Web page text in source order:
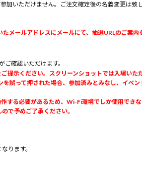
いただけません。ご注文確定後の名義変更は致し
メールアドレスにメールにて、抽選URLのご案内
ご確認いただけます。
示ください。スクリーンショットでは入場いた
誤って押された場合、参加済みとみなし、イベン
する必要があるため、Wi-Fi環境でしか使用でき
で予めご了承ください。
ります。